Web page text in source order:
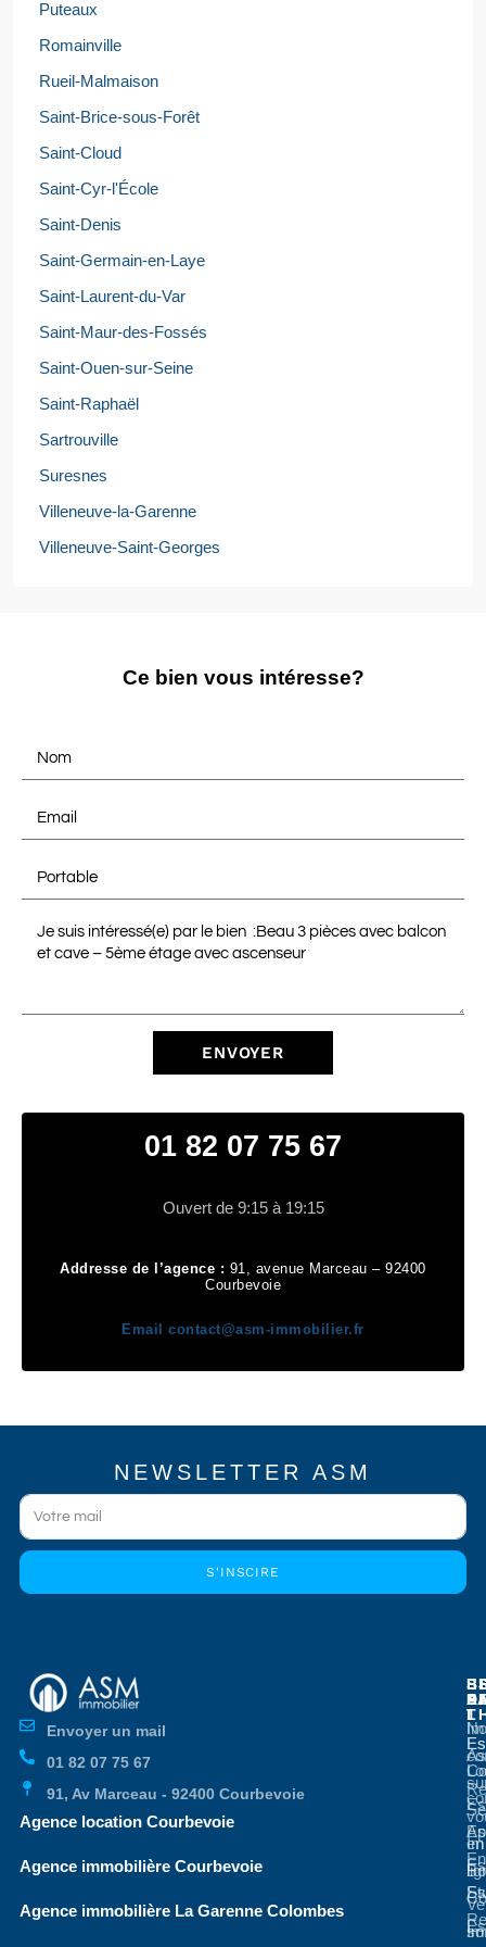
Puteaux
Romainville
Rueil-Malmaison
Saint-Brice-sous-Forêt
Saint-Cloud
Saint-Cyr-l'École
Saint-Denis
Saint-Germain-en-Laye
Saint-Laurent-du-Var
Saint-Maur-des-Fossés
Saint-Ouen-sur-Seine
Saint-Raphaël
Sartrouville
Suresnes
Villeneuve-la-Garenne
Villeneuve-Saint-Georges
Ce bien vous intéresse?
ENVOYER
01 82 07 75 67
Ouvert de 9:15 à 19:15
Addresse de l’agence : 91, avenue Marceau – 92400
Courbevoie
Emailcontact@asm-immobilier.fr
NEWSLETTER ASM
S'INSCIRE
Envoyer un mail
01 82 07 75 67
91, Av Marceau - 92400 Courbevoie
Agence location Courbevoie
Agence immobilière Courbevoie
Agence immobilière La Garenne Colombes
en